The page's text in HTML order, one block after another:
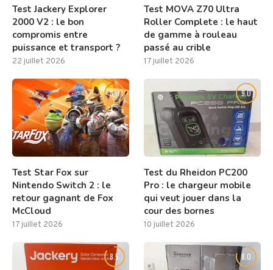
Test Jackery Explorer
2000 V2 : le bon
compromis entre
puissance et transport ?
22 juillet 2026
Test MOVA Z70 Ultra
Roller Complete : le haut
de gamme à rouleau
passé au crible
17 juillet 2026
8.0
Test Star Fox sur
Nintendo Switch 2 : le
retour gagnant de Fox
McCloud
17 juillet 2026
9.0
Test du Rheidon PC200
Pro : le chargeur mobile
qui veut jouer dans la
cour des bornes
10 juillet 2026
8.5 8.0